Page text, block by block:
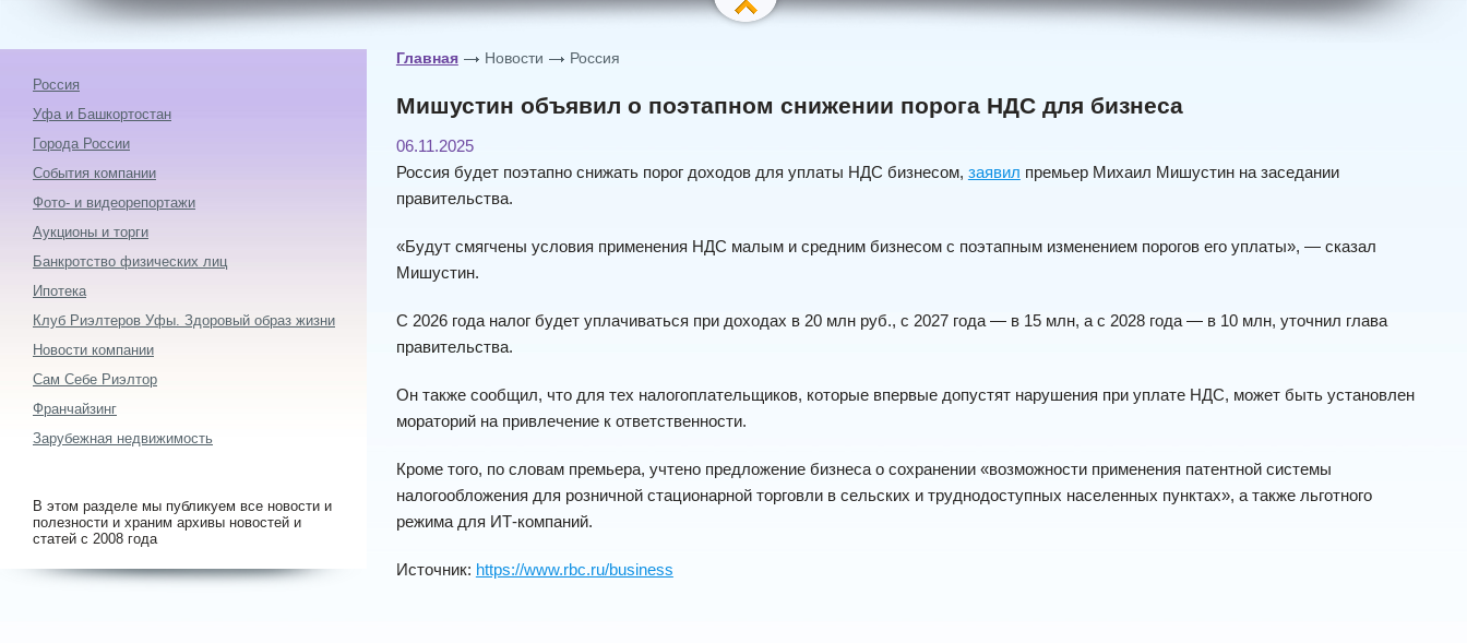
Главная Новости Россия
Мишустин объявил о поэтапном снижении порога НДС для бизнеса
06.11.2025
Россия будет поэтапно снижать порог доходов для уплаты НДС бизнесом, заявил премьер Михаил Мишустин на заседании
правительства.
«Будут смягчены условия применения НДС малым и средним бизнесом с поэтапным изменением порогов его уплаты», — сказал
Мишустин.
С 2026 года налог будет уплачиваться при доходах в 20 млн руб., с 2027 года — в 15 млн, а с 2028 года — в 10 млн, уточнил глава
правительства.
Он также сообщил, что для тех налогоплательщиков, которые впервые допустят нарушения при уплате НДС, может быть установлен
мораторий на привлечение к ответственности.
Кроме того, по словам премьера, учтено предложение бизнеса о сохранении «возможности применения патентной системы
налогообложения для розничной стационарной торговли в сельских и труднодоступных населенных пунктах», а также льготного
режима для ИТ-компаний.
Источник: https://www.rbc.ru/business
Россия
Уфа и Башкортостан
Города России
События компании
Фото- и видеорепортажи
Аукционы и торги
Банкротство физических лиц
Ипотека
Клуб Риэлтеров Уфы. Здоровый образ жизни
Новости компании
Сам Себе Риэлтор
Франчайзинг
Зарубежная недвижимость
В этом разделе мы публикуем все новости и
полезности и храним архивы новостей и
статей с 2008 года